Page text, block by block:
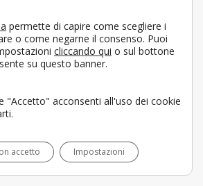
permette di capire come scegliere i
o come negarne il consenso. Puoi
cliccando qui o sul bottone
su questo banner.
"Accetto" acconsenti all'uso dei cookie
accetto Impostazioni